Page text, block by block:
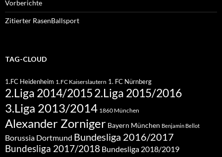
Vorberichte
Zitierter RasenBallsport
TAG-CLOUD
1.FC Heidenheim 1.FC Kaiserslautern 1. FC Nürnberg
2.Liga 2014/20152.Liga 2015/2016
3.Liga 2013/2014 1860 München
Alexander Zorniger Bayern München Benjamin Bellot
Borussia Dortmund Bundesliga 2016/2017
Bundesliga 2017/2018 Bundesliga 2018/2019